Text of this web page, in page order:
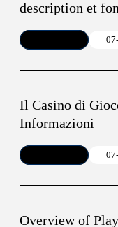
description et
Il Casino di
Informazioni
Overview of